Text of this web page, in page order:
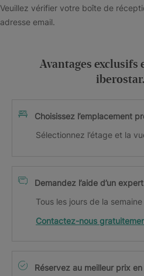
Veuillez vérifier votre boîte de
adresse email.
Avantages exclusifs
Choisissez l’emplacement
Sélectionnez l’étage et la
Demandez l’aide d’un
Tous les jours de la semaine
Contactez-nous
Réservez au meilleur prix